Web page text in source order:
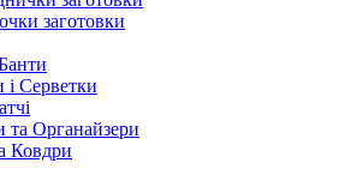
заготовки
і Серветки
та Органайзери
Ковдри